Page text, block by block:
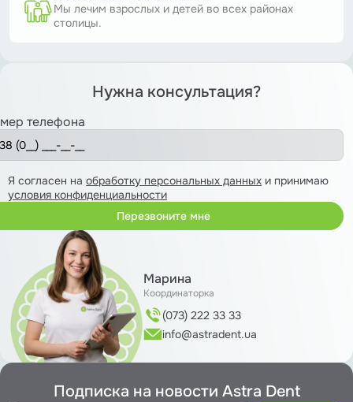
Мы лечим взрослых и детей во всех районах
столицы.
Нужна консультация?
телефона
Я согласен наобработку персональных данных и принимаю
условия конфиденциальности
Марина
Координаторка
(073) 222 33 33
info@astradent.ua
Подписка на новости Astra Dent